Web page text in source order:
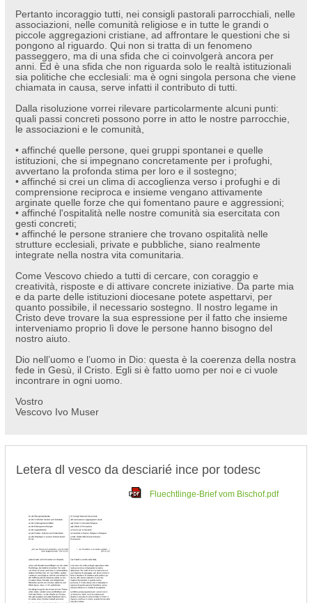
Pertanto incoraggio tutti, nei consigli pastorali parrocchiali, nelle
associazioni, nelle comunità religiose e in tutte le grandi o
piccole aggregazioni cristiane, ad affrontare le questioni che si
pongono al riguardo. Qui non si tratta di un fenomeno
passeggero, ma di una sfida che ci coinvolgerà ancora per
anni. Ed è una sfida che non riguarda solo le realtà istituzionali
sia politiche che ecclesiali: ma è ogni singola persona che viene
chiamata in causa, serve infatti il contributo di tutti.
Dalla risoluzione vorrei rilevare particolarmente alcuni punti:
quali passi concreti possono porre in atto le nostre parrocchie,
le associazioni e le comunità,
• affinché quelle persone, quei gruppi spontanei e quelle
istituzioni, che si impegnano concretamente per i profughi,
avvertano la profonda stima per loro e il sostegno;
• affinché si crei un clima di accoglienza verso i profughi e di
comprensione reciproca e insieme vengano attivamente
arginate quelle forze che qui fomentano paure e aggressioni;
• affinché l'ospitalità nelle nostre comunità sia esercitata con
gesti concreti;
• affinché le persone straniere che trovano ospitalità nelle
strutture ecclesiali, private e pubbliche, siano realmente
integrate nella nostra vita comunitaria.
Come Vescovo chiedo a tutti di cercare, con coraggio e
creatività, risposte e di attivare concrete iniziative. Da parte mia
e da parte delle istituzioni diocesane potete aspettarvi, per
quanto possibile, il necessario sostegno. Il nostro legame in
Cristo deve trovare la sua espressione per il fatto che insieme
interveniamo proprio lì dove le persone hanno bisogno del
nostro aiuto.
Dio nell’uomo e l’uomo in Dio: questa è la coerenza della nostra
fede in Gesù, il Cristo. Egli si è fatto uomo per noi e ci vuole
incontrare in ogni uomo.
Vostro
Vescovo Ivo Muser
Letera dl vesco da desciarié ince por todesc
Fluechtlinge-Brief vom Bischof.pdf